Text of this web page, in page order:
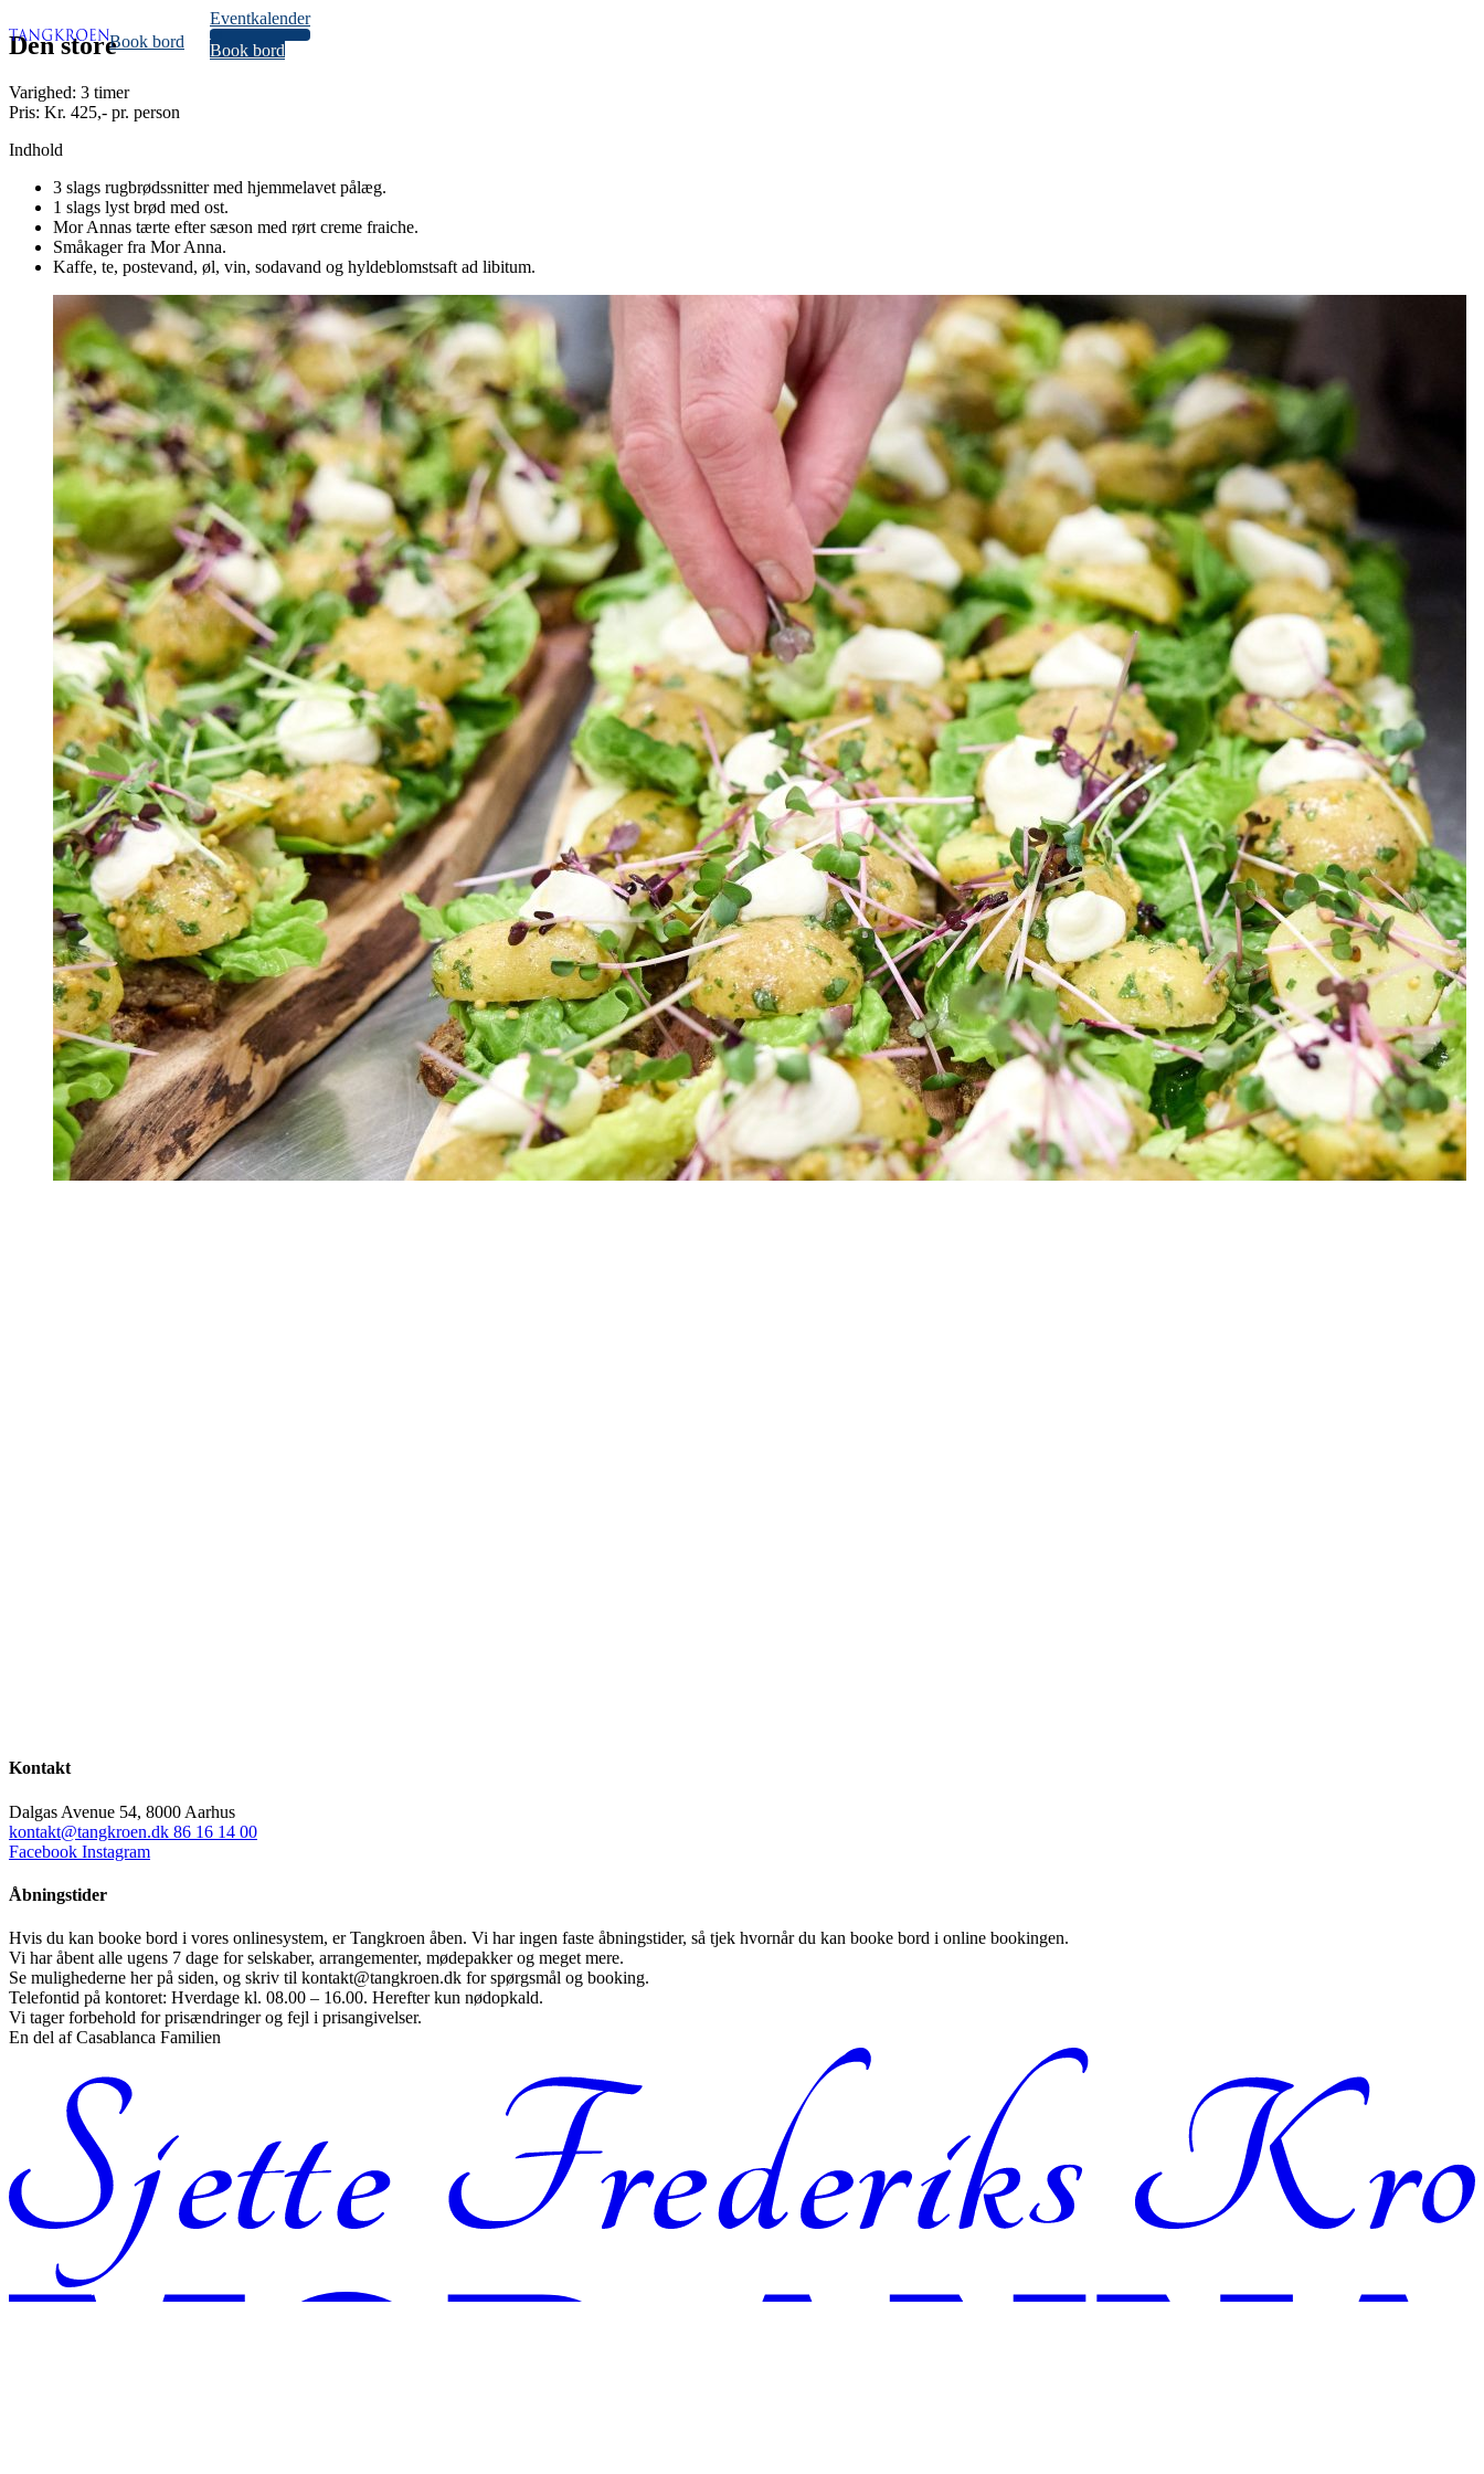
Book bord
Eventkalender
34
Book bord
Den store
Varighed: 3 timer
Pris: Kr. 425,- pr. person
Indhold
3 slags rugbrødssnitter med hjemmelavet pålæg.
1 slags lyst brød med ost.
Mor Annas tærte efter sæson med rørt creme fraiche.
Småkager fra Mor Anna.
Kaffe, te, postevand, øl, vin, sodavand og hyldeblomstsaft ad libitum.
Kontakt
Dalgas Avenue 54, 8000 Aarhus
kontakt@tangkroen.dk 86 16 14 00
Facebook Instagram
Åbningstider
Hvis du kan booke bord i vores onlinesystem, er Tangkroen åben. Vi har ingen faste åbningstider, så tjek hvornår du kan booke bord i online bookingen.
Vi har åbent alle ugens 7 dage for selskaber, arrangementer, mødepakker og meget mere.
Se mulighederne her på siden, og skriv til kontakt@tangkroen.dk for spørgsmål og booking.
Telefontid på kontoret: Hverdage kl. 08.00 – 16.00. Herefter kun nødopkald.
Vi tager forbehold for prisændringer og fejl i prisangivelser.
En del af Casablanca Familien